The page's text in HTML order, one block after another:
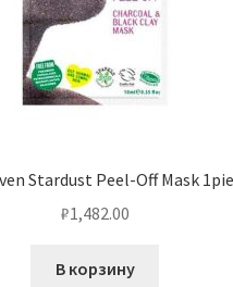
Stardust Peel-Off Mask
₽1,482.00
В корзину